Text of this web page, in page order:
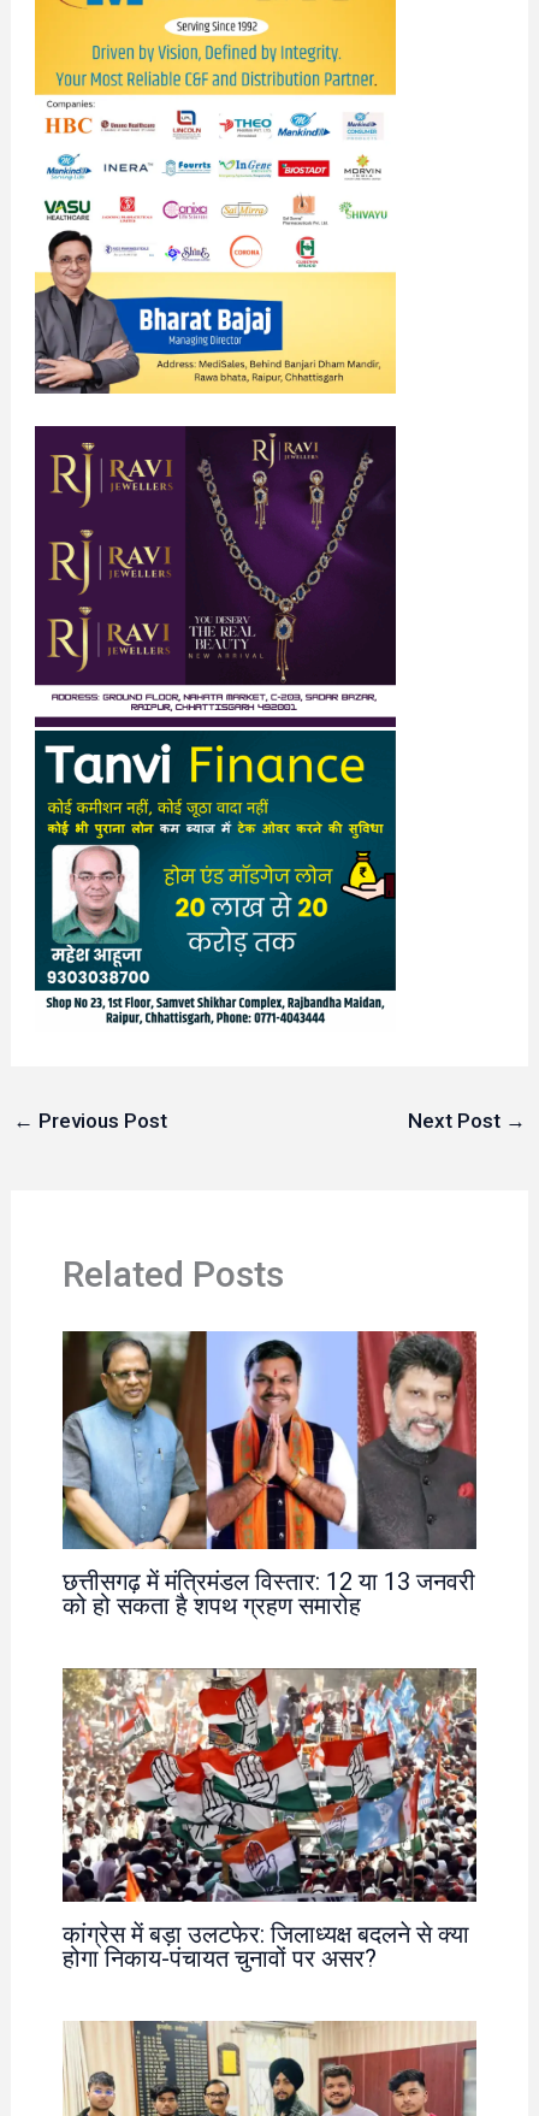
← Previous Post Next Post →
Related Posts
छत्तीसगढ़ में मंत्रिमंडल विस्तार: 12 या 13 जनवरी
को हो सकता है शपथ ग्रहण समारोह
कांग्रेस में बड़ा उलटफेर: जिलाध्यक्ष बदलने से क्या
होगा निकाय-पंचायत चुनावों पर असर?